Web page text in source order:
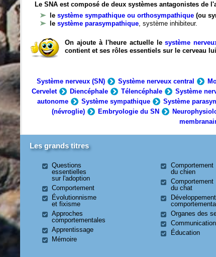
Le SNA est composé de deux systèmes antagonistes de
lesystème sympathique ou orthosympathique (ou
lesystème parasympathique, système inhibiteur.
On ajoute à l'heure actuelle lesystème
contient et ses rôles essentiels sur le cerveau
Système nerveux (SN) Système nerveux central
Cervelet
Diencéphale Télencéphale Système
autonome
Système sympathique Système
(névroglie)
Embryologie du SN
Les grands titres
Questions
essentielles
sur l'adoption
Comportement
Évolutionnisme
et fixisme
Approches
comportementales
Apprentissage
Mémoire
Comportement
du chien
Comportement
du chat
Développement
comportemental
Organes des
Communication
Éducation